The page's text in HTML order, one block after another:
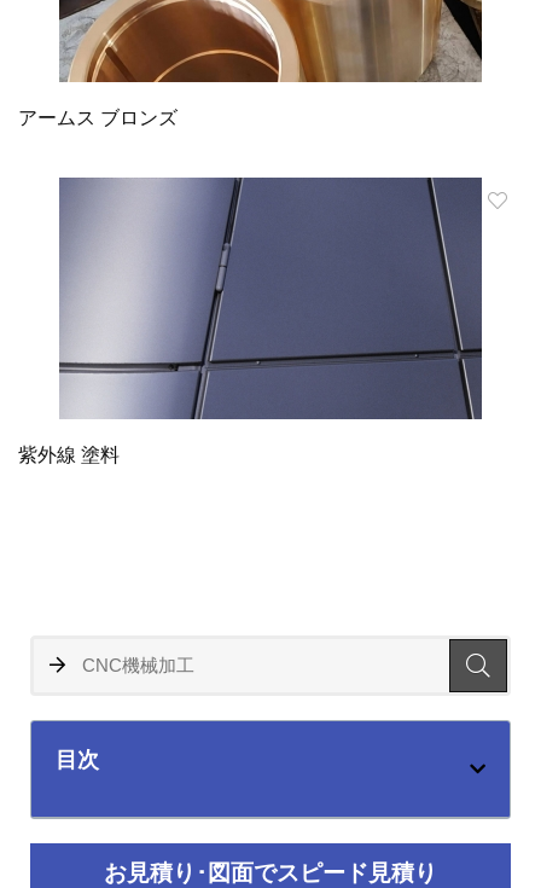
アームス ブロンズ
紫外線 塗料
目次
お見積り･図面でスピード見積り